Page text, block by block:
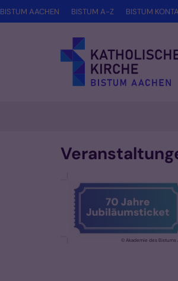
Zum Inhalt springen
BISTUM AACHEN BISTUM A-Z BISTUM
© Akademie des Bistums